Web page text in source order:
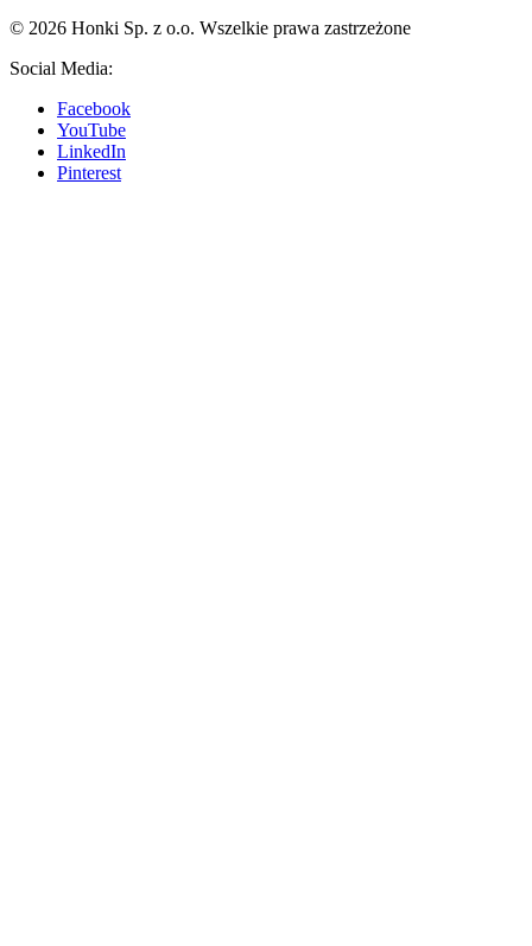
© 2026 Honki Sp. z o.o. Wszelkie prawa zastrzeżone
Social Media:
Facebook
YouTube
LinkedIn
Pinterest